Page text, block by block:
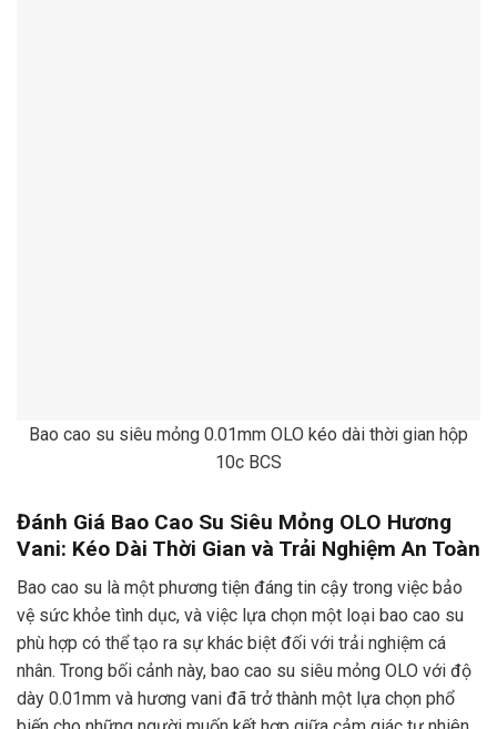
Bao cao su siêu mỏng 0.01mm OLO kéo dài thời gian hộp
10c BCS
Đánh Giá Bao Cao Su Siêu Mỏng OLO Hương
Vani: Kéo Dài Thời Gian và Trải Nghiệm An Toàn
Bao cao su là một phương tiện đáng tin cậy trong việc bảo
vệ sức khỏe tình dục, và việc lựa chọn một loại bao cao su
phù hợp có thể tạo ra sự khác biệt đối với trải nghiệm cá
nhân. Trong bối cảnh này, bao cao su siêu mỏng OLO với độ
dày 0.01mm và hương vani đã trở thành một lựa chọn phổ